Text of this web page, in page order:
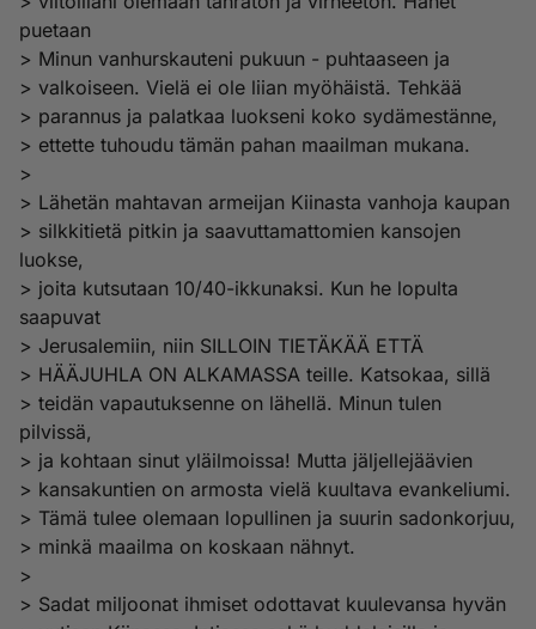
puetaan
> Minun vanhurskauteni pukuun - puhtaaseen ja
> valkoiseen. Vielä ei ole liian myöhäistä. Tehkää
> parannus ja palatkaa luokseni koko sydämestänne,
> ettette tuhoudu tämän pahan maailman mukana.
>
> Lähetän mahtavan armeijan Kiinasta vanhoja kaupan
> silkkitietä pitkin ja saavuttamattomien kansojen
luokse,
> joita kutsutaan 10/40-ikkunaksi. Kun he lopulta
saapuvat
> Jerusalemiin, niin SILLOIN TIETÄKÄÄ ETTÄ
> HÄÄJUHLA ON ALKAMASSA teille. Katsokaa, sillä
> teidän vapautuksenne on lähellä. Minun tulen
pilvissä,
> ja kohtaan sinut yläilmoissa! Mutta jäljellejäävien
> kansakuntien on armosta vielä kuultava evankeliumi.
> Tämä tulee olemaan lopullinen ja suurin sadonkorjuu,
> minkä maailma on koskaan nähnyt.
>
> Sadat miljoonat ihmiset odottavat kuulevansa hyvän